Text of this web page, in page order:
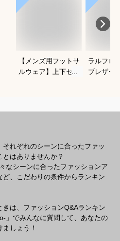
【メンズ用フットサ
ルウェア】上下セッ
ラルフロ
ブレザー
れぞれのシーンに合ったファッ
はありませんか？
なシーンに合ったファッションア
、こだわりの条件からランキン
は、ファッションQ&Aランキン
」でみんなに質問して、あなたの
しょう！